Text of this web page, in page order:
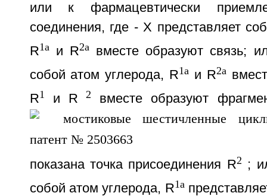
или к фармацевтически
соединения, где - Х представляет
R1aи R2aвместе образуют связь;
собой атом углерода, R1a и R2a
R1 и R 2 вместе образуют
показана точка присоединения R2 ;
собой атом углерода, R1a